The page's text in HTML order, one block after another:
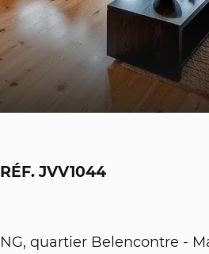
RÉF. JVV1044
quartier Belencontre -